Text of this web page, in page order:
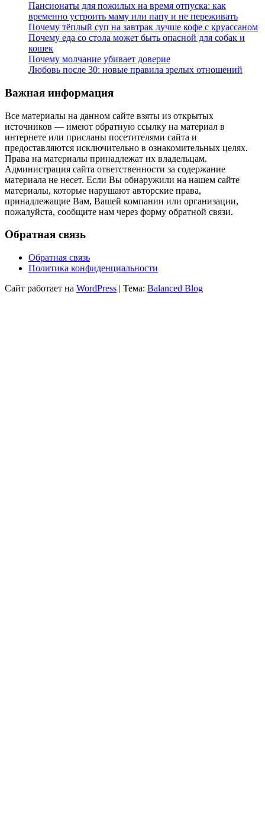
Пансионаты для пожилых на время отпуска: как
временно устроить маму или папу и не переживать
Почему тёплый суп на завтрак лучше кофе с круассаном
Почему еда со стола может быть опасной для собак и
кошек
Почему молчание убивает доверие
Любовь после 30: новые правила зрелых отношений
Важная информация
Все материалы на данном сайте взяты из открытых
источников — имеют обратную ссылку на материал в
интернете или присланы посетителями сайта и
предоставляются исключительно в ознакомительных целях.
Права на материалы принадлежат их владельцам.
Администрация сайта ответственности за содержание
материала не несет. Если Вы обнаружили на нашем сайте
материалы, которые нарушают авторские права,
принадлежащие Вам, Вашей компании или организации,
пожалуйста, сообщите нам через форму обратной связи.
Обратная связь
Обратная связь
Политика конфиденциальности
Сайт работает на WordPress | Тема: Balanced Blog